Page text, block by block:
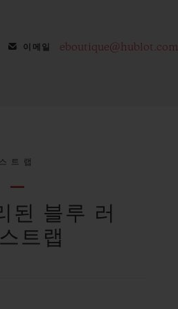
이메일 eboutique@hublot.com
스트랩
된 블루 러
트랩